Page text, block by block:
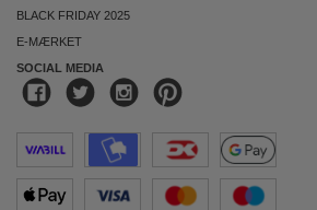
BLACK FRIDAY 2025
E-MÆRKET
SOCIAL MEDIA